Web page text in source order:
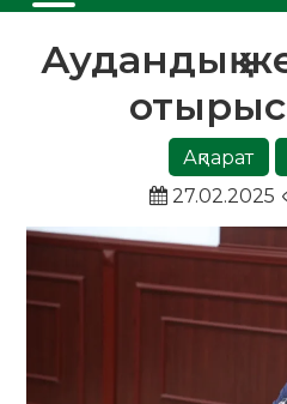
Аудандық
Ақпарат
27.02.2025